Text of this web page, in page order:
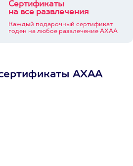
Сертификаты
на все развлечения
Каждый подарочный сертификат
годен на любое развлечение АХАА
АХАА